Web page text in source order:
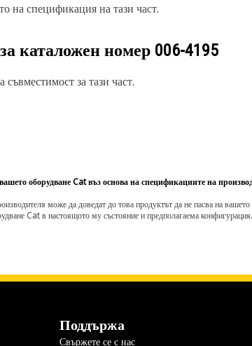
на спецификация на тази част.
каталожен номер 006-4195
за тази част.
оборудване Cat въз основа на спецификациите на
може да доведат до това продуктът да не пасва на
Cat в настоящото му състояние и предполагаема
Поддържа
Свържете се с нас